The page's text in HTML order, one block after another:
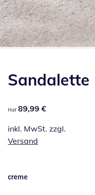
Sandalette
89,99 €
nur 89,99 €
inkl. MwSt. zzgl.
Versand
creme